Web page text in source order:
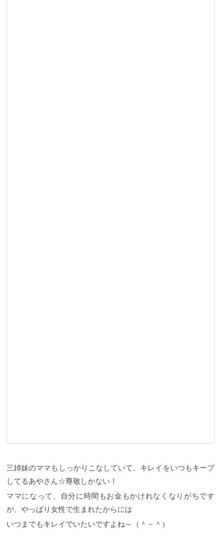
三姉妹のママもしっかりこなしていて、キレイをいつもキープ
してるあやさん☆尊敬しかない！
ママになって、自分に時間もお金もかけれなくなりがちです
が、やっぱり女性で生まれたからには
いつまでもキレイでいたいですよね～（＾－＾）